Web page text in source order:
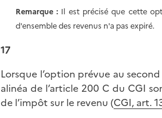
Remarque : Il est précisé que cette
d'ensemble des revenus n'a pas expiré.
17
Lorsque l’option prévue au
alinéa de l’article 200 C du CGI
de l’impôt sur le revenu (CGI, art.